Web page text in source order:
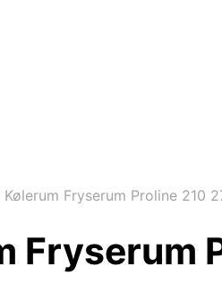
Kølerum Fryserum Proline 210
Fryserum